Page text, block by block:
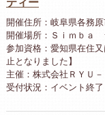
ティー
開催住所：岐阜県各務
開催場所：Ｓｉｍｂａ
参加資格：愛知県在住
止となりました】
主催：株式会社ＲＹＵ
受付状況：イベント終了